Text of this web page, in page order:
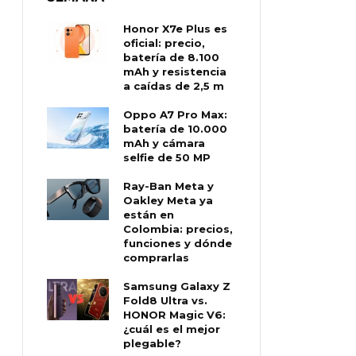
Honor X7e Plus es
oficial: precio,
batería de 8.100
mAh y resistencia
a caídas de 2,5 m
Oppo A7 Pro Max:
batería de 10.000
mAh y cámara
selfie de 50 MP
Ray-Ban Meta y
Oakley Meta ya
están en
Colombia: precios,
funciones y dónde
comprarlas
Samsung Galaxy Z
Fold8 Ultra vs.
HONOR Magic V6:
¿cuál es el mejor
plegable?